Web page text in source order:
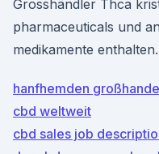
Grosshändler Thca
pharmaceuticals und
medikamente enthalten.
hanfhemden
cbd weltweit
cbd sales job